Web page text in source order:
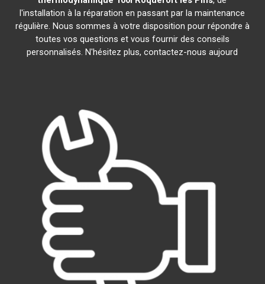
l'installation à la réparation en passant par la maintenance
régulière. Nous sommes à votre disposition pour répondre à
toutes vos questions et vous fournir des conseils
personnalisés. N'hésitez plus, contactez-nous aujourd